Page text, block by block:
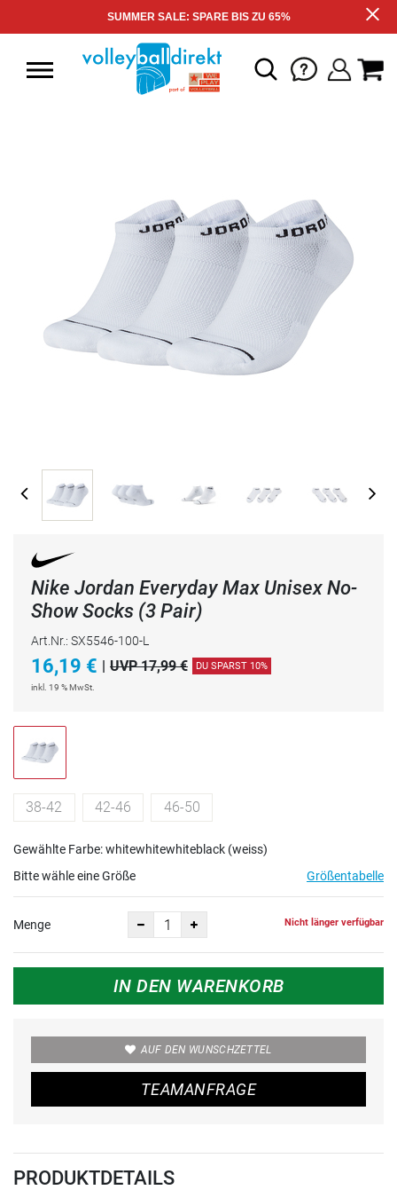
SUMMER SALE: SPARE BIS ZU 65%
Nike Jordan Everyday Max Unisex No-
Show Socks (3 Pair)
Art.Nr.: SX5546-100-L
16,19 € | UVP 17,99 € DU SPARST 10%
inkl. 19 % MwSt.
38-42 42-46 46-50
Gewählte Farbe: whitewhitewhiteblack (weiss)
Bitte wähle eine Größe
Größentabelle
Menge Nicht länger verfügbar
IN DEN WARENKORB
AUF DEN WUNSCHZETTEL
TEAMANFRAGE
PRODUKTDETAILS